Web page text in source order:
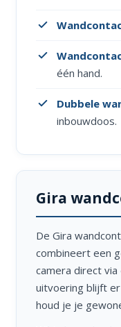
één hand.
Dubbele
inbouwdoos.
Gira
De Gira
combineert een
camera direct
uitvoering blijft
houd je je